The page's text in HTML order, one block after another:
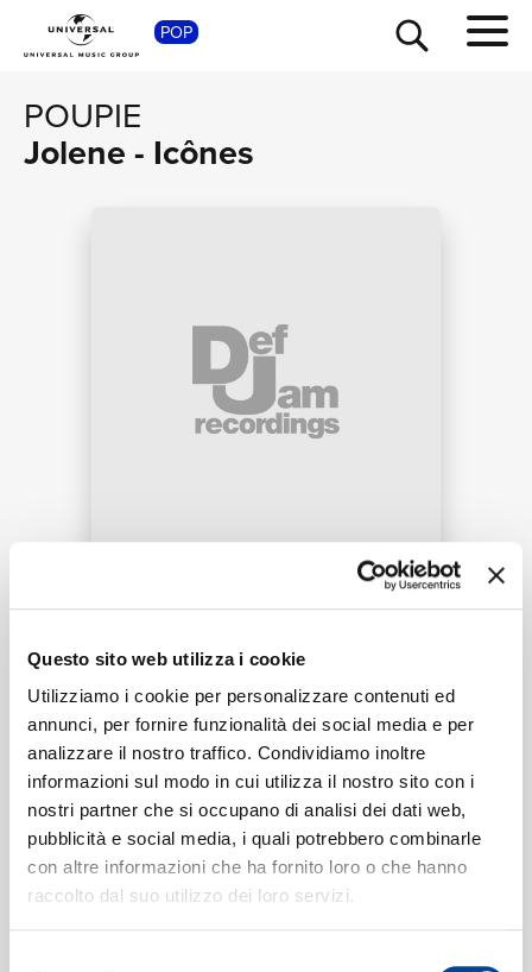
Questo sito web utilizza i cookie
Utilizziamo i cookie per personalizzare contenuti ed
annunci, per fornire funzionalità dei social media e per
analizzare il nostro traffico. Condividiamo inoltre
informazioni sul modo in cui utilizza il nostro sito con i
nostri partner che si occupano di analisi dei dati web,
pubblicità e social media, i quali potrebbero combinarle
con altre informazioni che ha fornito loro o che hanno
raccolto dal suo utilizzo dei loro servizi.
POP
POUPIE
Jolene - Icônes
1 Jolene - Icônes
02:20
Poupie
Formati disponibili:
SHOP
TOUR
NEWS
RICERCA
CHI SIAMO
CONTATTI
NEWSLETTER